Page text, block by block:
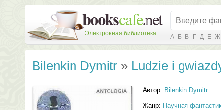
Электронная библиотека А Б В Г Д Е Ж
Bilenkin Dymitr » Ludzie i
Автор: Bilenkin Dymitr
Жанр: Научная